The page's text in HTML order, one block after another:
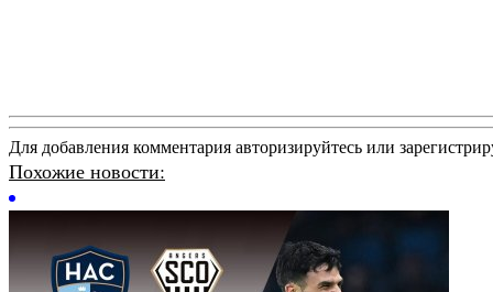
Для добавления комментария авторизируйтесь или
Похожие новости: